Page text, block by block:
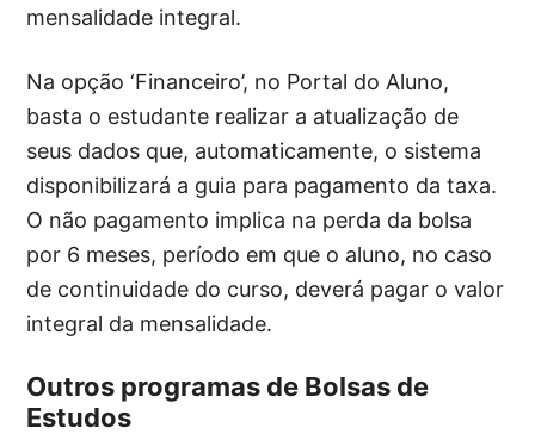
mensalidade integral.
Na opção ‘Financeiro’, no Portal do Aluno,
basta o estudante realizar a atualização de
seus dados que, automaticamente, o sistema
disponibilizará a guia para pagamento da taxa.
O não pagamento implica na perda da bolsa
por 6 meses, período em que o aluno, no caso
de continuidade do curso, deverá pagar o valor
integral da mensalidade.
Outros programas de Bolsas de
Estudos